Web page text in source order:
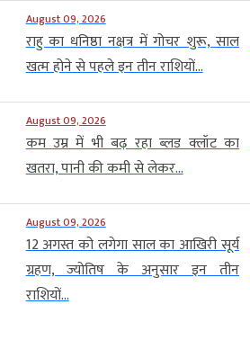
August 09, 2026
राहु का धनिष्ठा नक्षत्र में गोचर शुरू, साल
खत्म होने से पहले इन तीन राशियों...
August 09, 2026
कम उम्र में भी बढ़ रहा ब्लड क्लॉट का
खतरा, पानी की कमी से लेकर...
August 09, 2026
12 अगस्त को लगेगा साल का आखिरी सूर्य
ग्रहण, ज्योतिष के अनुसार इन तीन
राशियों...